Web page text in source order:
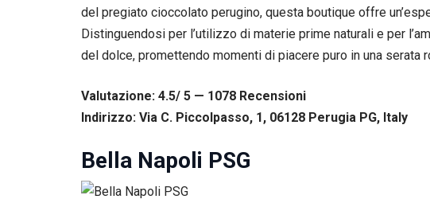
del pregiato cioccolato perugino, questa boutique offre
Distinguendosi per l’utilizzo di materie prime naturali e per
del dolce, promettendo momenti di piacere puro in una serata
Valutazione: 4.5/ 5 — 1078 Recensioni
Indirizzo: Via C. Piccolpasso, 1, 06128 Perugia PG, Italy
Bella Napoli PSG
Esperienza